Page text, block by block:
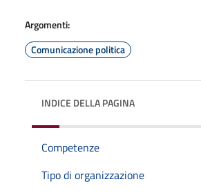
Argomenti:
Comunicazione politica
INDICE DELLA PAGINA
Competenze
Tipo di organizzazione